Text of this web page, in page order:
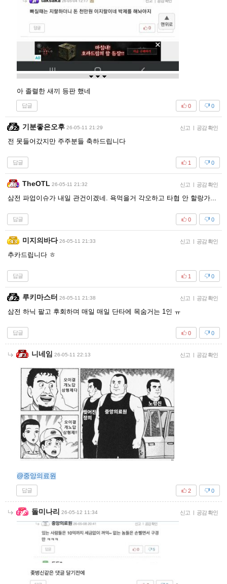
아 졸렬한 새끼 등판 했네
답글 0
0
기분좋은오후 26-05-11 21:29 신고 | 공감 확인
전 못들어갔지만 주주분들 축하드립니다
답글 0
1
TheOTL 26-05-11 21:32 신고 | 공감 확인
삼전 파업이슈가 내일 관건이겠네. 욕먹을거 각오하고 타협 안 할랑가...
답글 0
0
미지의바다 26-05-11 21:33 신고 | 공감 확인
추카드립니다 ㅎ
답글 0
1
루키마스터 26-05-11 21:38 신고 | 공감 확인
삼전 하닉 팔고 후회하며 매일 매일 단타에 목숨거는 1인 ㅠ
답글 0
0
니네임 26-05-11 22:13 신고 | 공감 확인
@중앙의료원
답글 0
2
돌미나리 26-05-12 11:34 신고 | 공감 확인